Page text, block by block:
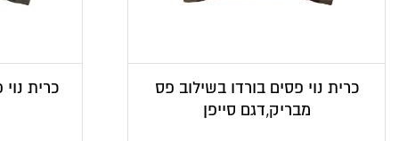
כרית נוי פסים בורדו בשילוב פס
מבריק,דגם סייפן
כרית נוי